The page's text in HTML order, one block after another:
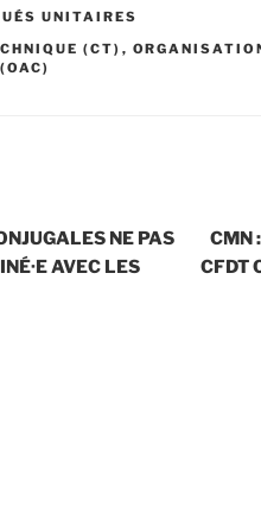
UNITAIRES
(CT) ,
NE PAS
AVEC LES
CMN
CFDT